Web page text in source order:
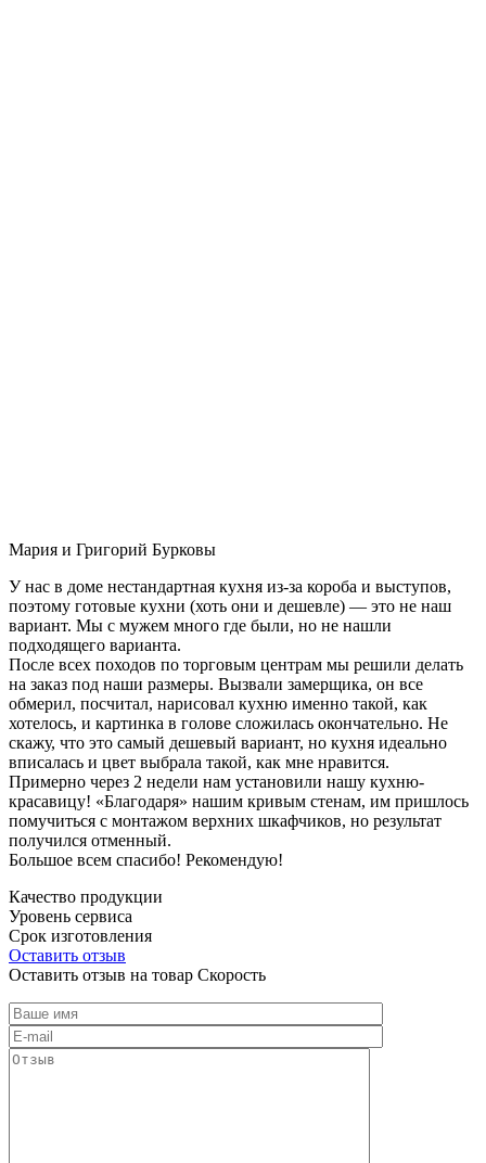
Мария и Григорий Бурковы
У нас в доме нестандартная кухня из-за короба и выступов,
поэтому готовые кухни (хоть они и дешевле) — это не наш
вариант. Мы с мужем много где были, но не нашли
подходящего варианта.
После всех походов по торговым центрам мы решили делать
на заказ под наши размеры. Вызвали замерщика, он все
обмерил, посчитал, нарисовал кухню именно такой, как
хотелось, и картинка в голове сложилась окончательно. Не
скажу, что это самый дешевый вариант, но кухня идеально
вписалась и цвет выбрала такой, как мне нравится.
Примерно через 2 недели нам установили нашу кухню-
красавицу! «Благодаря» нашим кривым стенам, им пришлось
помучиться с монтажом верхних шкафчиков, но результат
получился отменный.
Большое всем спасибо! Рекомендую!
Качество продукции
Уровень сервиса
Срок изготовления
Оставить отзыв
Оставить отзыв на товар Скорость